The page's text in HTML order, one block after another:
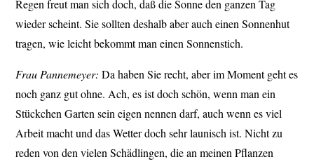
Regen freut man sich doch, daß die Sonne den ganzen Tag
wieder scheint. Sie sollten deshalb aber auch einen Sonnenhut
tragen, wie leicht bekommt man einen Sonnenstich.
Frau Pannemeyer:Da haben Sie recht, aber im Moment geht es
noch ganz gut ohne. Ach, es ist doch schön, wenn man ein
Stückchen Garten sein eigen nennen darf, auch wenn es viel
Arbeit macht und das Wetter doch sehr launisch ist. Nicht zu
reden von den vielen Schädlingen, die an meinen Pflanzen